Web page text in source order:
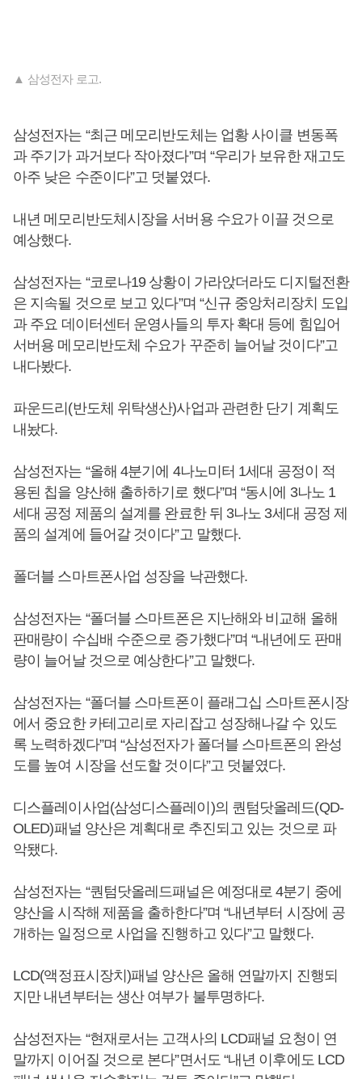
▲ 삼성전자 로고.
삼성전자는 “최근 메모리반도체는 업황 사이클 변동폭
과 주기가 과거보다 작아졌다”며 “우리가 보유한 재고도
아주 낮은 수준이다”고 덧붙였다.
내년 메모리반도체시장을 서버용 수요가 이끌 것으로
예상했다.
삼성전자는 “코로나19 상황이 가라앉더라도 디지털전환
은 지속될 것으로 보고 있다”며 “신규 중앙처리장치 도입
과 주요 데이터센터 운영사들의 투자 확대 등에 힘입어
서버용 메모리반도체 수요가 꾸준히 늘어날 것이다”고
내다봤다.
파운드리(반도체 위탁생산)사업과 관련한 단기 계획도
내놨다.
삼성전자는 “올해 4분기에 4나노미터 1세대 공정이 적
용된 칩을 양산해 출하하기로 했다”며 “동시에 3나노 1
세대 공정 제품의 설계를 완료한 뒤 3나노 3세대 공정 제
품의 설계에 들어갈 것이다”고 말했다.
폴더블 스마트폰사업 성장을 낙관했다.
삼성전자는 “폴더블 스마트폰은 지난해와 비교해 올해
판매량이 수십배 수준으로 증가했다”며 “내년에도 판매
량이 늘어날 것으로 예상한다”고 말했다.
삼성전자는 “폴더블 스마트폰이 플래그십 스마트폰시장
에서 중요한 카테고리로 자리잡고 성장해나갈 수 있도
록 노력하겠다”며 “삼성전자가 폴더블 스마트폰의 완성
도를 높여 시장을 선도할 것이다”고 덧붙였다.
디스플레이사업(삼성디스플레이)의 퀀텀닷올레드(QD-
OLED)패널 양산은 계획대로 추진되고 있는 것으로 파
악됐다.
삼성전자는 “퀀텀닷올레드패널은 예정대로 4분기 중에
양산을 시작해 제품을 출하한다”며 “내년부터 시장에 공
개하는 일정으로 사업을 진행하고 있다”고 말했다.
LCD(액정표시장치)패널 양산은 올해 연말까지 진행되
지만 내년부터는 생산 여부가 불투명하다.
삼성전자는 “현재로서는 고객사의 LCD패널 요청이 연
말까지 이어질 것으로 본다”면서도 “내년 이후에도 LCD